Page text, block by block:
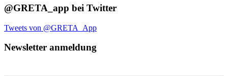
@GRETA_app bei Twitter
Tweets von @GRETA_App
Newsletter anmeldung